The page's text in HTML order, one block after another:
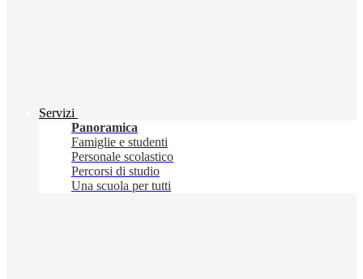
Servizi
Panoramica
Famiglie e studenti
Personale scolastico
Percorsi di studio
Una scuola per tutti